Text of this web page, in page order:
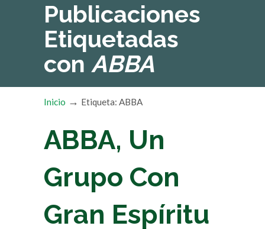
Publicaciones
Etiquetadas
con ABBA
Inicio → Etiqueta: ABBA
ABBA, Un
Grupo Con
Gran Espíritu